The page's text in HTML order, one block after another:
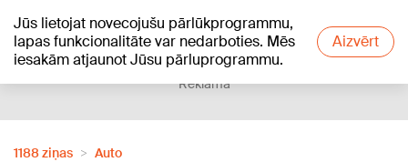
Jūs lietojat novecojušu pārlūkprogrammu,
lapas funkcionalitāte var nedarboties. Mēs
iesakām atjaunot Jūsu pārluprogrammu.
Aizvērt
+20°C
Reklāma
1188 ziņas
Auto